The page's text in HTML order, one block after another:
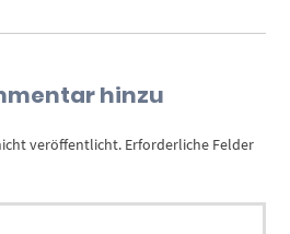
hinzu
veröffentlicht. Erforderliche Felder